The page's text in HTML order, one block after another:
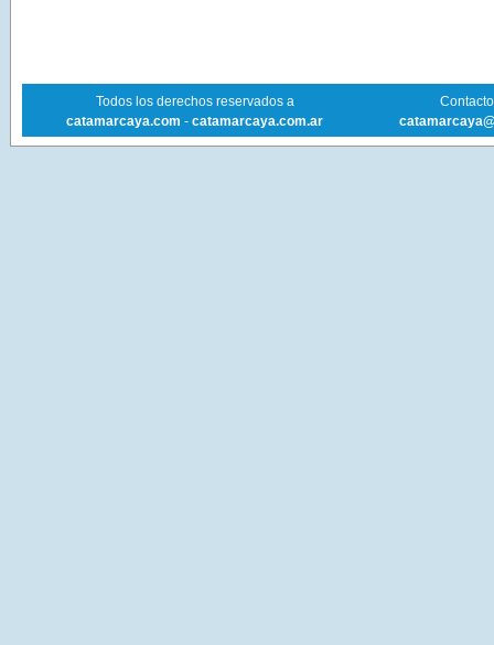
Todos los derechos reservados a
catamarcaya.com - catamarcaya.com.ar